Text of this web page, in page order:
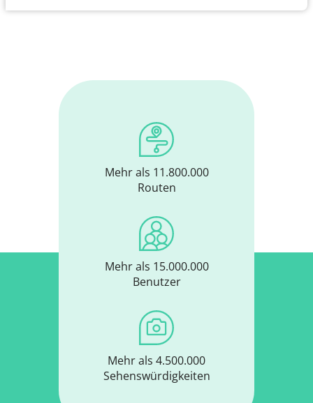
Mehr als 11.800.000
Routen
Mehr als 15.000.000
Benutzer
Mehr als 4.500.000
Sehenswürdigkeiten